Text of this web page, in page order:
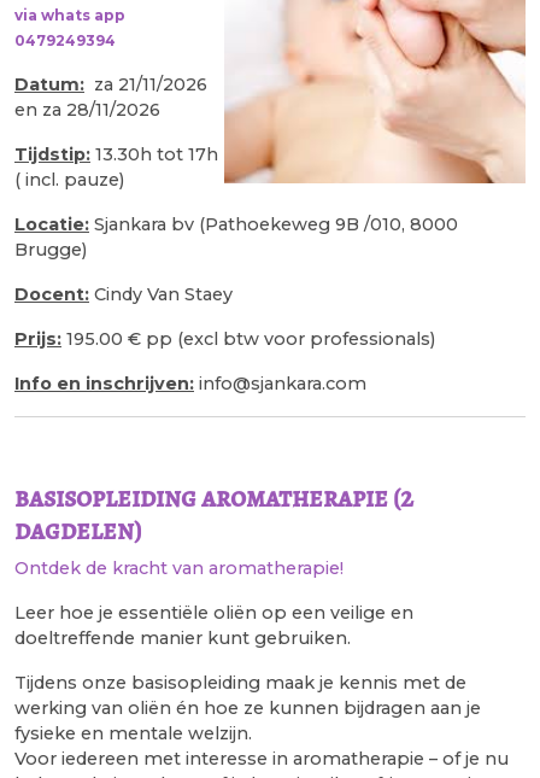
via whats app
0479249394
Datum: za 21/11/2026
en za 28/11/2026
Tijdstip: 13.30h tot 17h
( incl. pauze)
Locatie: Sjankara bv (Pathoekeweg 9B /010, 8000
Brugge)
Docent: Cindy Van Staey
Prijs: 195.00 € pp (excl btw voor professionals)
Info en inschrijven: info@sjankara.com
basisopleiding aromatherapie (2
dagdelen)
Ontdek de kracht van aromatherapie!
Leer hoe je essentiële oliën op een veilige en
doeltreffende manier kunt gebruiken.
Tijdens onze basisopleiding maak je kennis met de
werking van oliën én hoe ze kunnen bijdragen aan je
fysieke en mentale welzijn.
Voor iedereen met interesse in aromatherapie – of je nu